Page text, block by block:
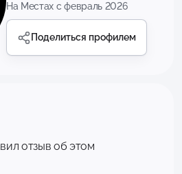
На Местах с февраль 2026
Поделиться профилем
отзыв об этом